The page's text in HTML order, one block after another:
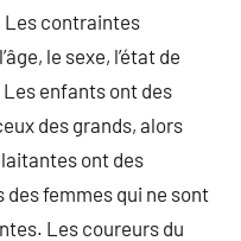
Les contraintes
le sexe, l’état de
enfants ont des
des grands, alors
ont des
femmes qui ne sont
Les coureurs du